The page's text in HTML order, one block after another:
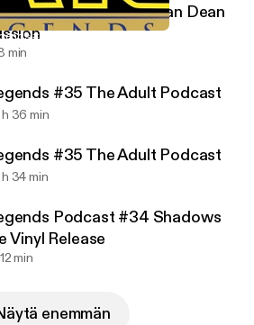
#35 The Adult Podcast
Podcast
Podcast #36 Alan Dean
min
#35 The Adult Podcast
h 36 min
#35 The Adult Podcast
h 34 min
Podcast #34 Shadows
Vinyl Release
min
enemmän